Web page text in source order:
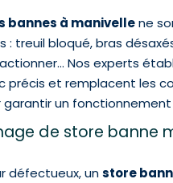
bannes à manivellene
: treuil bloqué, bras
Nos experts
précis et remplacent les
garantir un
de store banne
défectueux, unstore